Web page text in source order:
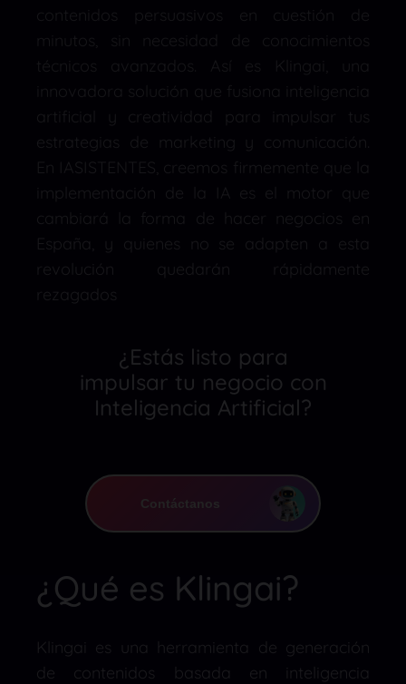
¿Estás listo para
impulsar tu negocio con
Inteligencia Artificial?
Contáctanos
¿Qué es Klingai?
Klingai es una herramienta de generación
de contenidos basada en inteligencia